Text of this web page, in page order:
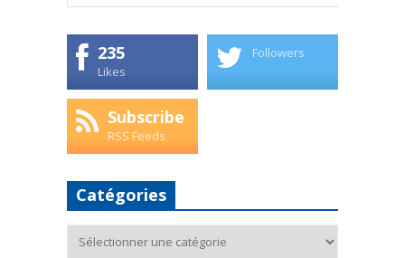
235
Likes
Followers
Subscribe
RSS Feeds
Catégories